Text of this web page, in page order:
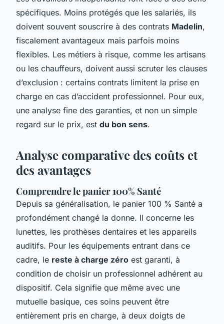
spécifiques. Moins protégés que les salariés, ils
doivent souvent souscrire à des contrats Madelin,
fiscalement avantageux mais parfois moins
flexibles. Les métiers à risque, comme les artisans
ou les chauffeurs, doivent aussi scruter les clauses
d’exclusion : certains contrats limitent la prise en
charge en cas d’accident professionnel. Pour eux,
une analyse fine des garanties, et non un simple
regard sur le prix, est du bon sens.
Analyse comparative des coûts et
des avantages
Comprendre le panier 100% Santé
Depuis sa généralisation, le panier 100 % Santé a
profondément changé la donne. Il concerne les
lunettes, les prothèses dentaires et les appareils
auditifs. Pour les équipements entrant dans ce
cadre, le reste à charge zéro est garanti, à
condition de choisir un professionnel adhérent au
dispositif. Cela signifie que même avec une
mutuelle basique, ces soins peuvent être
entièrement pris en charge, à deux doigts de